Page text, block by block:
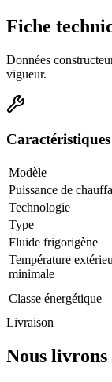
Fiche
Données
vigueur.
Modèle
Puissance de
Technologie
Type
Fluide frigorigène
Température
minimale
Classe énergétique
Livraison
Nous livrons